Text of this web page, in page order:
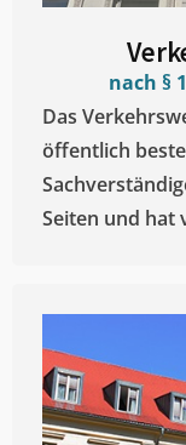
nach §
Das
öffentlich
Seiten und hat